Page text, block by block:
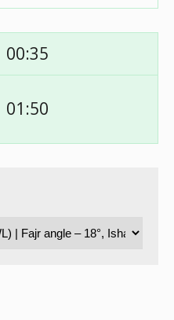
00:35
01:50